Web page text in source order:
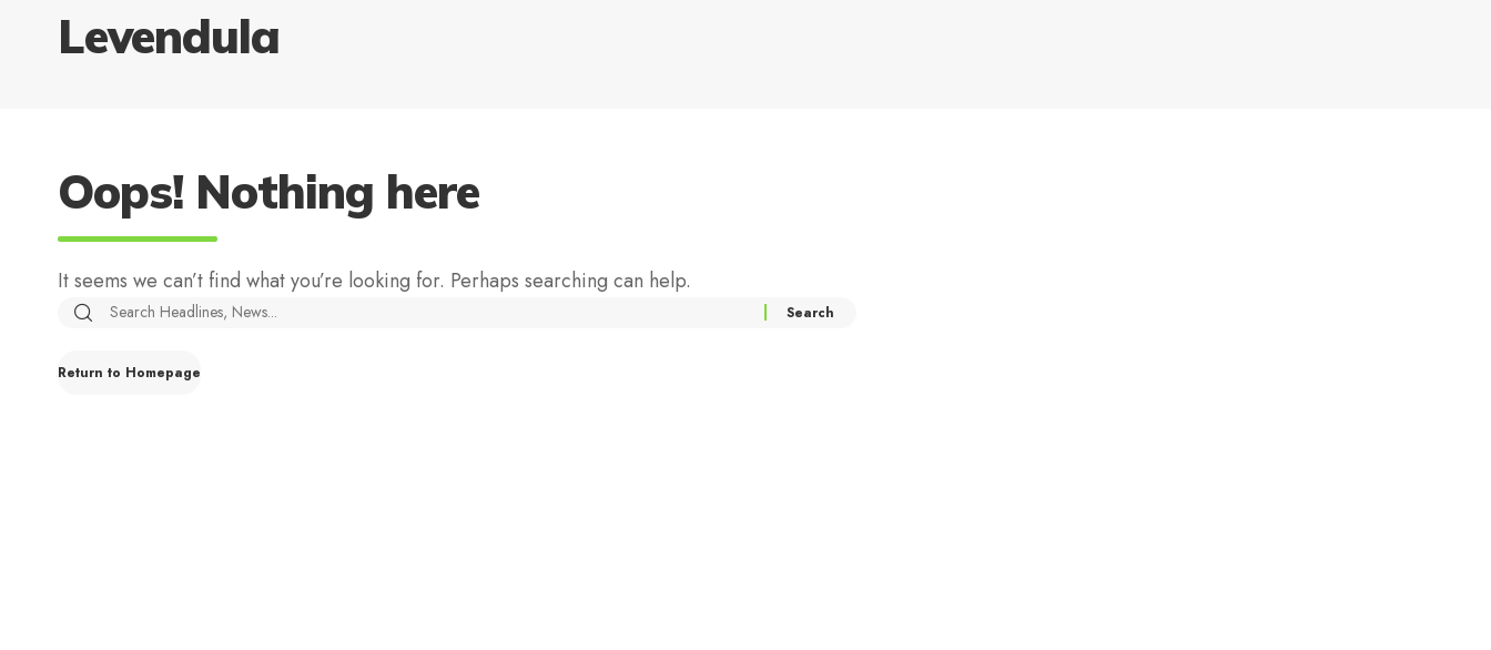
Levendula
Oops! Nothing here
It seems we can’t find what you’re looking for. Perhaps searching can help.
Return to Homepage